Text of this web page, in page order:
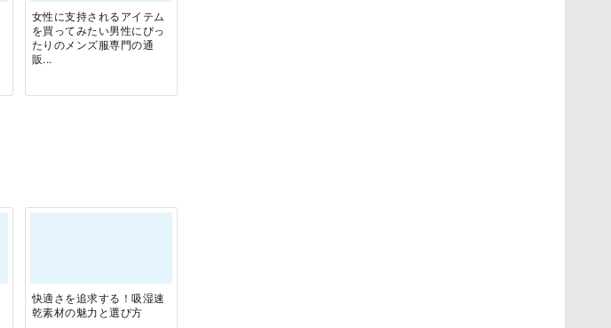
女性に支持されるアイテム
を買ってみたい男性にぴっ
たりのメンズ服専門の通
販...
快適さを追求する！吸湿速
乾素材の魅力と選び方